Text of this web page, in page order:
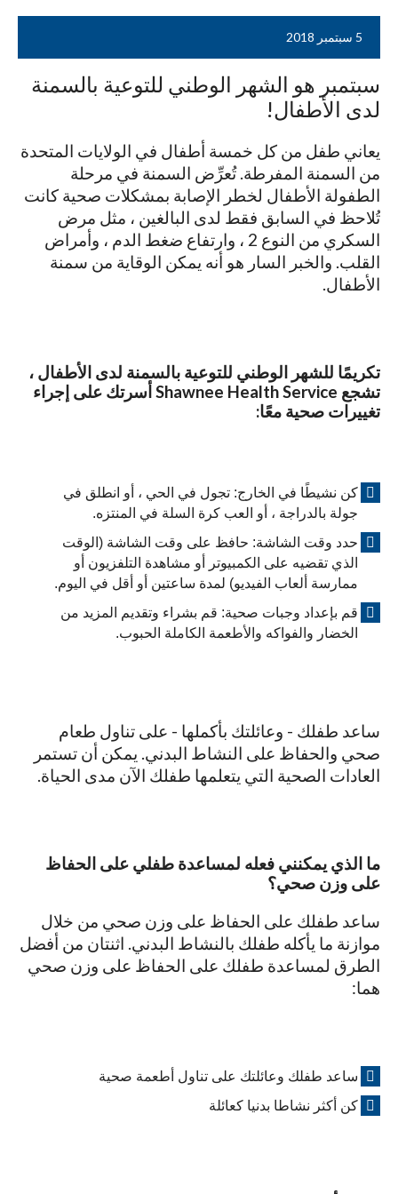
5 سبتمبر 2018
سبتمبر هو الشهر الوطني للتوعية بالسمنة
لدى الأطفال!
يعاني طفل من كل خمسة أطفال في الولايات المتحدة
من السمنة المفرطة. تُعرِّض السمنة في مرحلة
الطفولة الأطفال لخطر الإصابة بمشكلات صحية كانت
تُلاحظ في السابق فقط لدى البالغين ، مثل مرض
السكري من النوع 2 ، وارتفاع ضغط الدم ، وأمراض
القلب. والخبر السار هو أنه يمكن الوقاية من سمنة
الأطفال.
تكريمًا للشهر الوطني للتوعية بالسمنة لدى الأطفال ،
تشجع Shawnee Health Service أسرتك على إجراء
تغييرات صحية معًا:
كن نشيطًا في الخارج: تجول في الحي ، أو انطلق في
جولة بالدراجة ، أو العب كرة السلة في المنتزه.
حدد وقت الشاشة: حافظ على وقت الشاشة (الوقت
الذي تقضيه على الكمبيوتر أو مشاهدة التلفزيون أو
ممارسة ألعاب الفيديو) لمدة ساعتين أو أقل في اليوم.
قم بإعداد وجبات صحية: قم بشراء وتقديم المزيد من
الخضار والفواكه والأطعمة الكاملة الحبوب.
ساعد طفلك - وعائلتك بأكملها - على تناول طعام
صحي والحفاظ على النشاط البدني. يمكن أن تستمر
العادات الصحية التي يتعلمها طفلك الآن مدى الحياة.
ما الذي يمكنني فعله لمساعدة طفلي على الحفاظ
على وزن صحي؟
ساعد طفلك على الحفاظ على وزن صحي من خلال
موازنة ما يأكله طفلك بالنشاط البدني. اثنتان من أفضل
الطرق لمساعدة طفلك على الحفاظ على وزن صحي
هما:
ساعد طفلك وعائلتك على تناول أطعمة صحية
كن أكثر نشاطا بدنيا كعائلة